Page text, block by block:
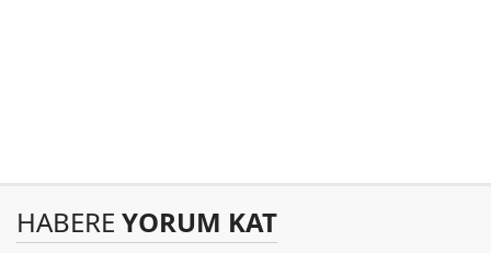
HABERE YORUM KAT